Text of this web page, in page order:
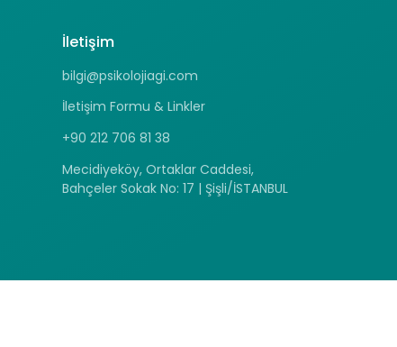
İletişim
bilgi@psikolojiagi.com
İletişim Formu & Linkler
+90 212 706 81 38
Mecidiyeköy, Ortaklar Caddesi,
Bahçeler Sokak No: 17 | Şişli/İSTANBUL